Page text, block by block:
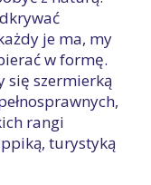
je ma, my
w formę.
się szermierką
rangi
turystyką